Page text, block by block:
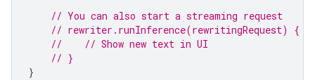
// You can also start a streaming request
// rewriter.runInference(rewritingRequest) {
//    // Show new text in UI
// }
}